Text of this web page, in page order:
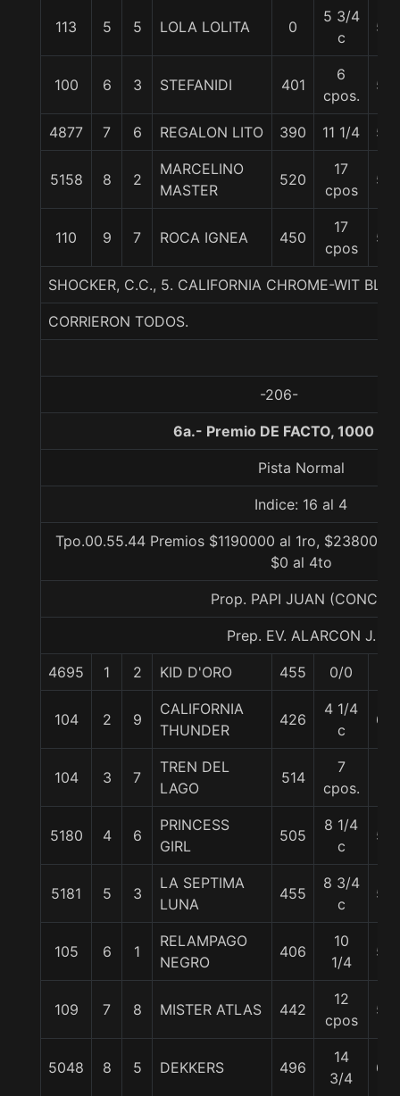
113 5 5 LOLA LOLITA 0
5 3/4
c
56
100 6 3 STEFANIDI 401
6
cpos.
56
4877 7 6 REGALON LITO 390 11 1/4 56
5158 8 2
MARCELINO
MASTER
520
17
cpos
56
110 9 7 ROCA IGNEA 450
17
cpos
56
SHOCKER, C.C., 5. CALIFORNIA CHROME-WIT
CORRIERON TODOS.
-206-
6a.- Premio DE FACTO, 1000
Pista Normal
Indice: 16 al 4
Tpo.00.55.44 Premios $1190000 al 1ro, $238000
$0 al 4to
Prop. PAPI JUAN (CONCE)
Prep. EV. ALARCON J.
4695 1 2 KID D'ORO 455 0/0
104 2 9
CALIFORNIA
THUNDER
426
4 1/4
c
60
104 3 7
TREN DEL
LAGO
514
7
cpos.
5180 4 6
PRINCESS
GIRL
505
8 1/4
c
58
5181 5 3
LA SEPTIMA
LUNA
455
8 3/4
c
55
105 6 1
RELAMPAGO
NEGRO
406
10
1/4
55
109 7 8 MISTER ATLAS 442
12
cpos
56
5048 8 5 DEKKERS 496
14
3/4
62